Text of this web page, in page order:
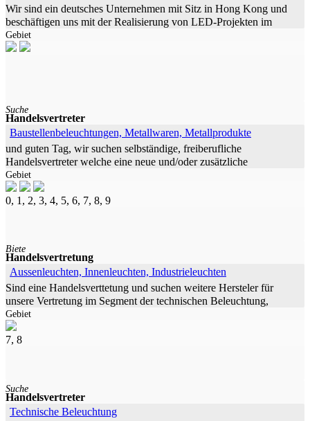
Wir sind ein deutsches Unternehmen mit Sitz in Hong Kong und
beschäftigen uns mit der Realisierung von LED-Projekten im
Innen- und Außenbereich. Hierbei beliefern wir unsere Kunden
nicht nur mit
Gebiet
Suche
Handelsvertreter
Baustellenbeleuchtungen, Metallwaren, Metallprodukte
und guten Tag, wir suchen selbständige, freiberufliche
Handelsvertreter welche eine neue und/oder zusätzliche
Herausforderung suchen. und guten Tag, wir suchen selbständige,
freiberufliche
Gebiet
0, 1, 2, 3, 4, 5, 6, 7, 8, 9
Biete
Handelsvertretung
Aussenleuchten, Innenleuchten, Industrieleuchten
Sind eine Handelsverttetung und suchen weitere Hersteler für
unsere Vertretung im Segment der technischen Beleuchtung,
Elektrotechnik, Heizung, Sanitär. Haben sehr gute Kontakte zu
Planern,
Gebiet
7, 8
Suche
Handelsvertreter
Technische Beleuchtung